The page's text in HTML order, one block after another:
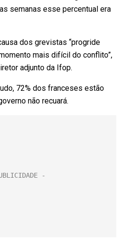
semanas esse percentual era
dos grevistas “progride
mais difícil do conflito”,
adjunto da Ifop.
72% dos franceses estão
não recuará.